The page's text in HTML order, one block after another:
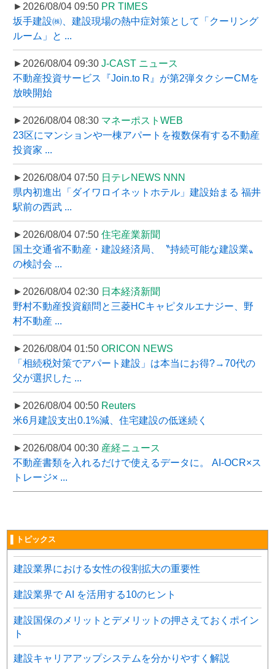
►2026/08/04 09:50 PR TIMES
坂手建設㈱、建設現場の熱中症対策として「クーリング
ルーム」と ...
►2026/08/04 09:30 J-CAST ニュース
不動産投資サービス『Join.to R』が第2弾タクシーCMを
放映開始
►2026/08/04 08:30 マネーポストWEB
23区にマンションや一棟アパートを複数保有する不動産
投資家 ...
►2026/08/04 07:50 日テレNEWS NNN
県内初進出「ダイワロイネットホテル」建設始まる 福井
駅前の西武 ...
►2026/08/04 07:50 住宅産業新聞
国土交通省不動産・建設経済局、〝持続可能な建設業〟
の検討会 ...
►2026/08/04 02:30 日本経済新聞
野村不動産投資顧問と三菱HCキャピタルエナジー、野
村不動産 ...
►2026/08/04 01:50 ORICON NEWS
「相続税対策でアパート建設」は本当にお得?→70代の
父が選択した ...
►2026/08/04 00:50 Reuters
米6月建設支出0.1%減、住宅建設の低迷続く
►2026/08/04 00:30 産経ニュース
不動産書類を入れるだけで使えるデータに。 AI-OCR×ス
トレージ× ...
▌トピックス
建設業界における女性の役割拡大の重要性
建設業界で AI を活用する10のヒント
建設国保のメリットとデメリットの押さえておくポイン
ト
建設キャリアアップシステムを分かりやすく解説